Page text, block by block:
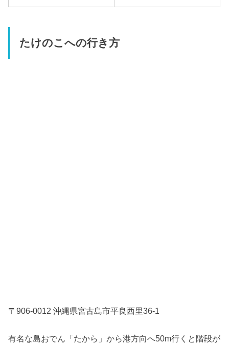
たけのこへの行き方
〒906-0012 沖縄県宮古島市平良西里36-1
有名な島おでん「たから」から港方向へ50m行くと階段が